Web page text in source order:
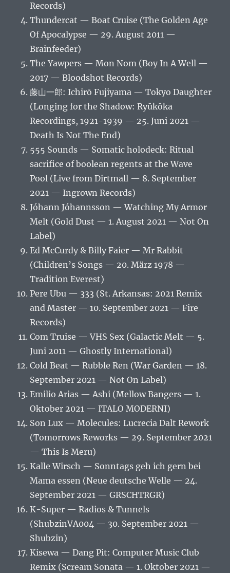
Records)
Thundercat — Boat Cruise (The Golden Age
Of Apocalypse — 29. August 2011 —
Brainfeeder)
The Yawpers — Mon Nom (Boy In A Well —
2017 — Bloodshot Records)
藤山一郎: Ichirō Fujiyama — Tokyo Daughter
(Longing for the Shadow: Ryūkōka
Recordings, 1921-1939 — 25. Juni 2021 —
Death Is Not The End)
555 Sounds — Somatic holodeck: Ritual
sacrifice of boolean regents at the Wave
Pool (Live from Dirtmall — 8. September
2021 — Ingrown Records)
Jóhann Jóhannsson — Watching My Armor
Melt (Gold Dust — 1. August 2021 — Not On
Label)
Ed McCurdy & Billy Faier — Mr Rabbit
(Children’s Songs — 20. März 1978 —
Tradition Everest)
Pere Ubu — 333 (St. Arkansas: 2021 Remix
and Master — 10. September 2021 — Fire
Records)
Com Truise — VHS Sex (Galactic Melt — 5.
Juni 2011 — Ghostly International)
Cold Beat — Rubble Ren (War Garden — 18.
September 2021 — Not On Label)
Emilio Arias — Ashi (Mellow Bangers — 1.
Oktober 2021 — ITALO MODERNI)
Son Lux — Molecules: Lucrecia Dalt Rework
(Tomorrows Reworks — 29. September 2021
— This Is Meru)
Kalle Wirsch — Sonntags geh ich gern bei
Mama essen (Neue deutsche Welle — 24.
September 2021 — GRSCHTRGR)
K-Super — Radios & Tunnels
(ShubzinVA004 — 30. September 2021 —
Shubzin)
Kisewa — Dang Pit: Computer Music Club
Remix (Scream Sonata — 1. Oktober 2021 —